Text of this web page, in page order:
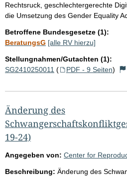
Rechtsruck, geschlechtergerechte
die Umsetzung des Gender Equality
Betroffene Bundesgesetze (1):
BeratungsG [alle RV hierzu]
Stellungnahmen/Gutachten (1):
SG2410250011 ( PDF - 9 Seiten)
Änderung des
19-24)
Angegeben von: Center for
Beschreibung: Änderung des